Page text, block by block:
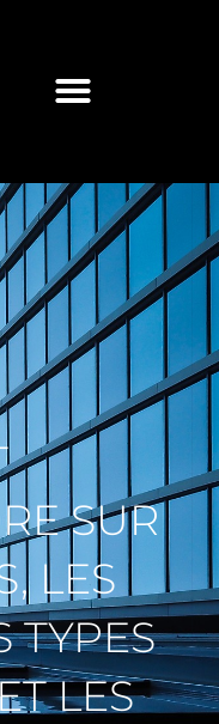
SUR
LES
TYPES
LES